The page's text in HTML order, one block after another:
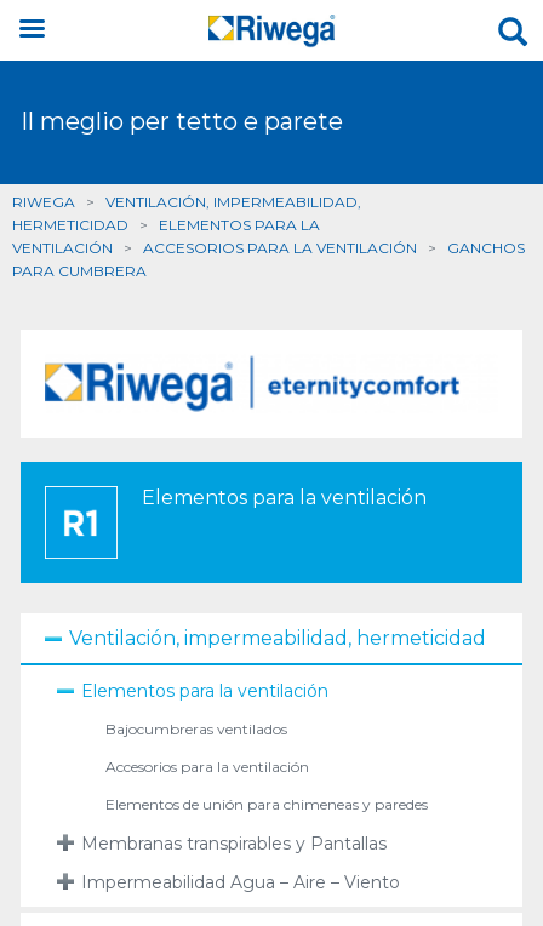
Il meglio per tetto e parete
RIWEGA > VENTILACIÓN, IMPERMEABILIDAD,
HERMETICIDAD > ELEMENTOS PARA LA
VENTILACIÓN > ACCESORIOS PARA LA VENTILACIÓN > GANCHOS
PARA CUMBRERA
Elementos para la ventilación
Ventilación, impermeabilidad, hermeticidad
Elementos para la ventilación
Bajocumbreras ventilados
Accesorios para la ventilación
Elementos de unión para chimeneas y paredes
Membranas transpirables y Pantallas
Impermeabilidad Agua – Aire – Viento